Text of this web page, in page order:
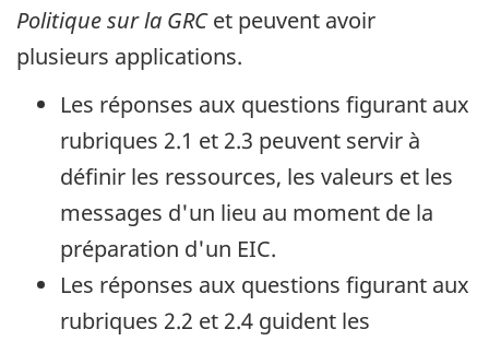
Politique sur la GRCet peuvent avoir
plusieurs applications.
Les réponses aux questions figurant aux
rubriques 2.1 et 2.3 peuvent servir à
définir les ressources, les valeurs et les
messages d'un lieu au moment de la
préparation d'un EIC.
Les réponses aux questions figurant aux
rubriques 2.2 et 2.4 guident les